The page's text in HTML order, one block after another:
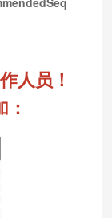
人员！